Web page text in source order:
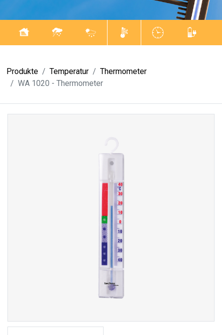
Produkte Temperatur
Thermometer
WA 1020 - Thermometer